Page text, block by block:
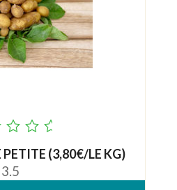
PETITE (3,80€/LE KG)
3.5